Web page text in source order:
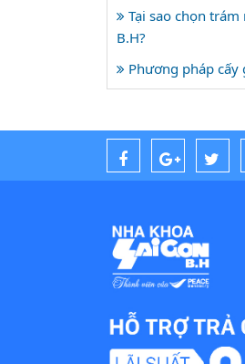
Tại sao chọn
B.H?
Phương pháp